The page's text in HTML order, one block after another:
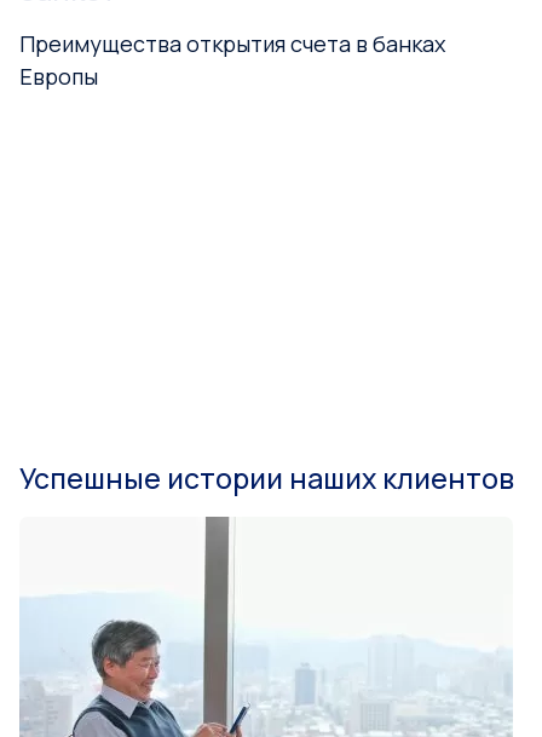
Преимущества открытия счета в банках
Европы
Успешные истории наших клиентов